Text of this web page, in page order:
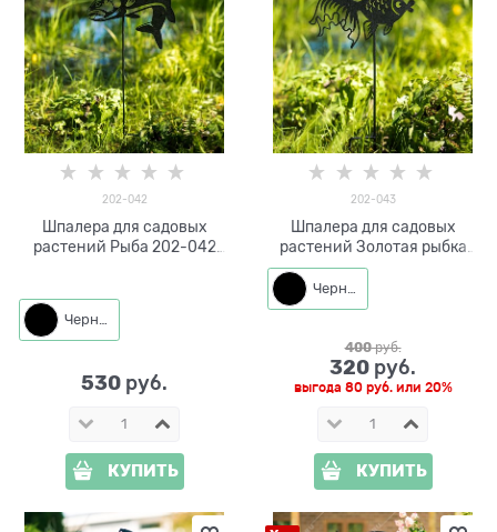
202-042
Шпалера для садовых
растений Рыба 202-042
Черный
530 руб.
КУПИТЬ
202-043
Шпалера для садовых
растений Золотая рыбка
202-043 h=48 см
Черный
400 руб.
320 руб.
выгода 80 руб.или 20%
КУПИТЬ